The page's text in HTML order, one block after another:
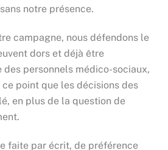
notre présence.
campagne, nous défendons le
dors et déjà être
des personnels médico-sociaux,
ce point que les décisions des
en plus de la question de
faite par écrit, de préférence